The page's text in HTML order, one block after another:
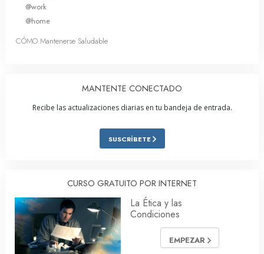
@work
@home
CÓMO Mantenerse Saludable
MANTENTE CONECTADO
Recibe las actualizaciones diarias en tu bandeja de entrada.
SUSCRÍBETE
CURSO GRATUITO POR INTERNET
La Ética y las
Condiciones
EMPEZAR